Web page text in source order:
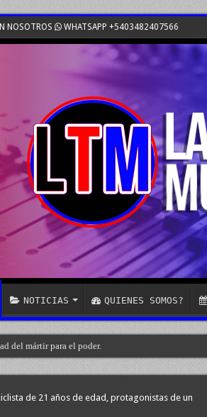
NOSOTROS WHATSAPP +5403482407566
NOTICIAS QUIENES SOMOS?
del mártir para el poder.
de 21 años de edad, protagonistas de un